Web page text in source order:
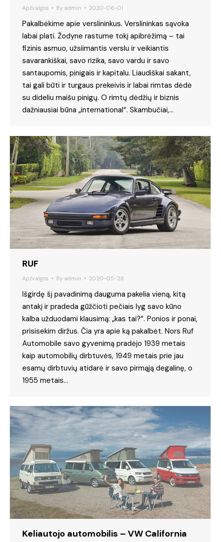
Apžvalgos By admin 2020-06-01
Pakalbėkime apie verslininkus. Verslininkas sąvoka
labai plati. Žodyne rastume tokį apibrėžimą – tai
fizinis asmuo, užsiimantis verslu ir veikiantis
savarankiškai, savo rizika, savo vardu ir savo
santaupomis, pinigais ir kapitalu. Liaudiškai sakant,
tai gali būti ir turgaus prekeivis ir labai rimtas dėdė
su dideliu maišu pinigų. O rimtų dėdžių ir biznis
dažniausiai būna „international“. Skambučiai,…
RUF
Apžvalgos By admin 2020-05-28
Išgirdę šį pavadinimą dauguma pakelia vieną, kitą
antakį ir pradeda gūžčioti pečiais lyg savo kūno
kalba užduodami klausimą: „kas tai?”. Ponios ir ponai,
prisisekim diržus. Čia yra apie ką pakalbėt. Nors Ruf
Automobile savo gyvenimą pradėjo 1939 metais
kaip automobilių dirbtuvės, 1949 metais prie jau
esamų dirbtuvių atidarė ir savo pirmąją degalinę, o
1955 metais…
Keliautojo automobilis – VW California